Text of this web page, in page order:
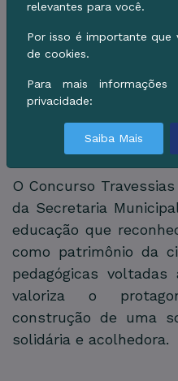
Militão de Oliveira,
Redação, que
participantes e
iniciativa para
diferentes culturas
fronteira.
O Concurso
da Secretaria
educação que
como patrimônio da
pedagógicas
valoriza o
construção de uma
solidária e acolhedora.
relevantes para você.
Por isso é importante
de cookies.
Para mais
privacidade:
Saiba Mais